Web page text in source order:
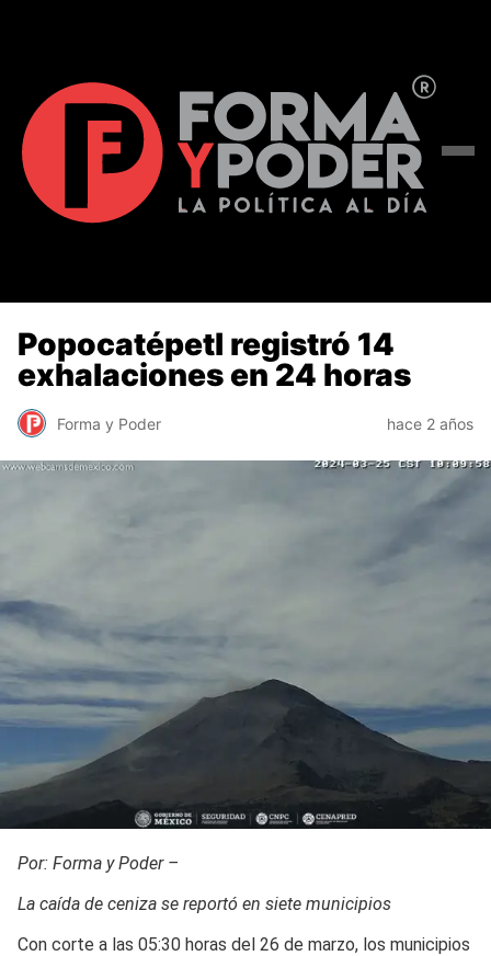
Popocatépetl registró 14
exhalaciones en 24 horas
Forma y Poder hace 2 años
Por: Forma y Poder –
La caída de ceniza se reportó en siete municipios
Con corte a las 05:30 horas del 26 de marzo, los municipios